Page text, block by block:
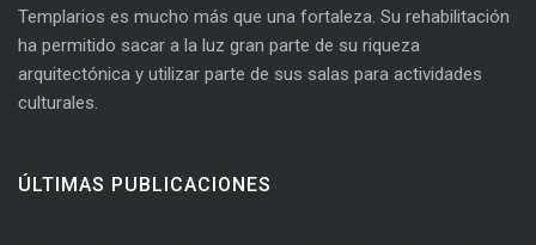
Templarios es mucho más que una fortaleza. Su rehabilitación
ha permitido sacar a la luz gran parte de su riqueza
arquitectónica y utilizar parte de sus salas para actividades
culturales.
ÚLTIMAS PUBLICACIONES